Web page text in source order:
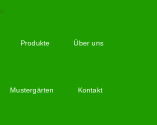
Produkte Über uns
Mustergärten Kontakt